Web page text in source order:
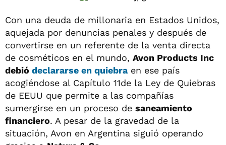
Con una deuda de millonaria en Estados Unidos,
aquejada por denuncias penales y después de
convertirse en un referente de la venta directa
de cosméticos en el mundo, Avon Products Inc
debió declararse en quiebraen ese país
acogiéndose al Capítulo 11de la Ley de Quiebras
de EEUU que permite a las compañías
sumergirse en un proceso de saneamiento
financiero. A pesar de la gravedad de la
situación, Avon en Argentina siguió operando